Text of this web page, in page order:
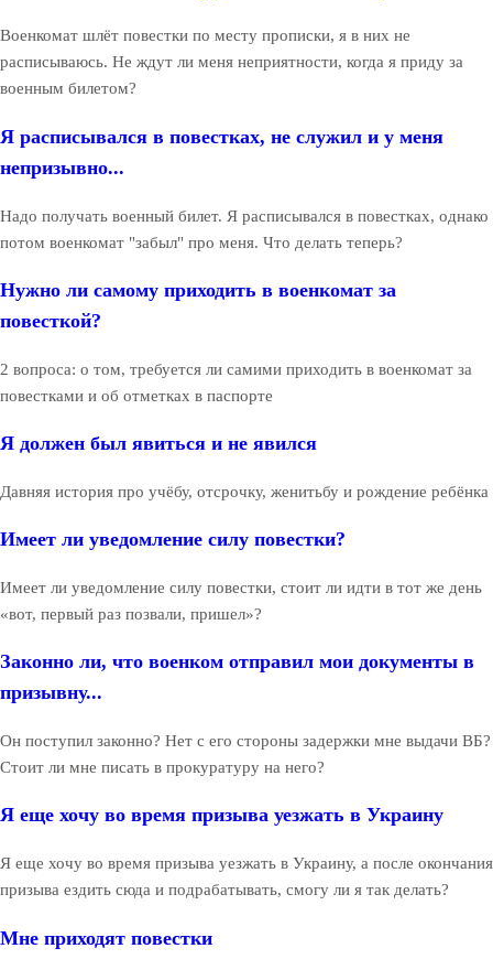
Военкомат шлёт повестки по месту прописки, я в них не
расписываюсь. Не ждут ли меня неприятности, когда я приду за
военным билетом?
Я расписывался в повестках, не служил и у меня
непризывно...
Надо получать военный билет. Я расписывался в повестках, однако
потом военкомат "забыл" про меня. Что делать теперь?
Нужно ли самому приходить в военкомат за
повесткой?
2 вопроса: о том, требуется ли самими приходить в военкомат за
повестками и об отметках в паспорте
Я должен был явиться и не явился
Давняя история про учёбу, отсрочку, женитьбу и рождение ребёнка
Имеет ли уведомление силу повестки?
Имеет ли уведомление силу повестки, стоит ли идти в тот же день
«вот, первый раз позвали, пришел»?
Законно ли, что военком отправил мои документы в
призывну...
Он поступил законно? Нет с его стороны задержки мне выдачи ВБ?
Стоит ли мне писать в прокуратуру на него?
Я еще хочу во время призыва уезжать в Украину
Я еще хочу во время призыва уезжать в Украину, а после окончания
призыва ездить сюда и подрабатывать, смогу ли я так делать?
Мне приходят повестки